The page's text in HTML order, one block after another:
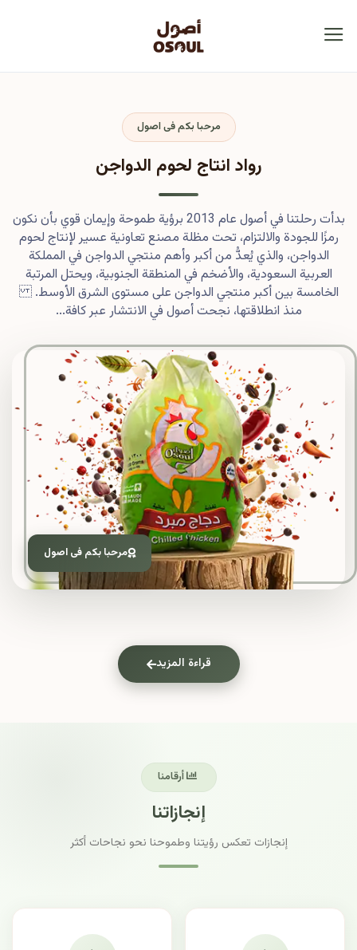
مرحبا بكم فى اصول
مرحبا بكم فى اصول
رواد انتاج لحوم الدواجن
بدأت رحلتنا في أصول عام 2013 برؤية طموحة وإيمان قوي بأن نكون
رمزًا للجودة والالتزام، تحت مظلة مصنع تعاونية عسير لإنتاج لحوم
الدواجن، والذي يُعدُّ من أكبر وأهم منتجي الدواجن في المملكة
العربية السعودية، والأضخم في المنطقة الجنوبية، ويحتل المرتبة
الخامسة بين أكبر منتجي الدواجن على مستوى الشرق الأوسط.
منذ انطلاقتها، نجحت أصول في الانتشار عبر كافة...
قراءة المزيد
أرقامنا
إنجازاتنا
إنجازات تعكس رؤيتنا وطموحنا نحو نجاحات أكثر